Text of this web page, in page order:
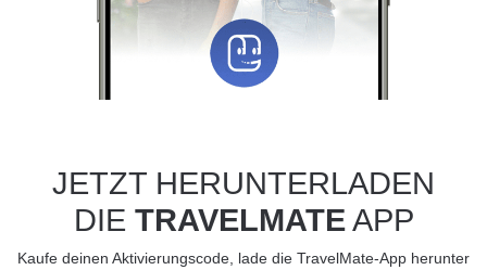
JETZT HERUNTERLADEN
DIE TRAVELMATEAPP
Kaufe deinen Aktivierungscode, lade die TravelMate-App herunter